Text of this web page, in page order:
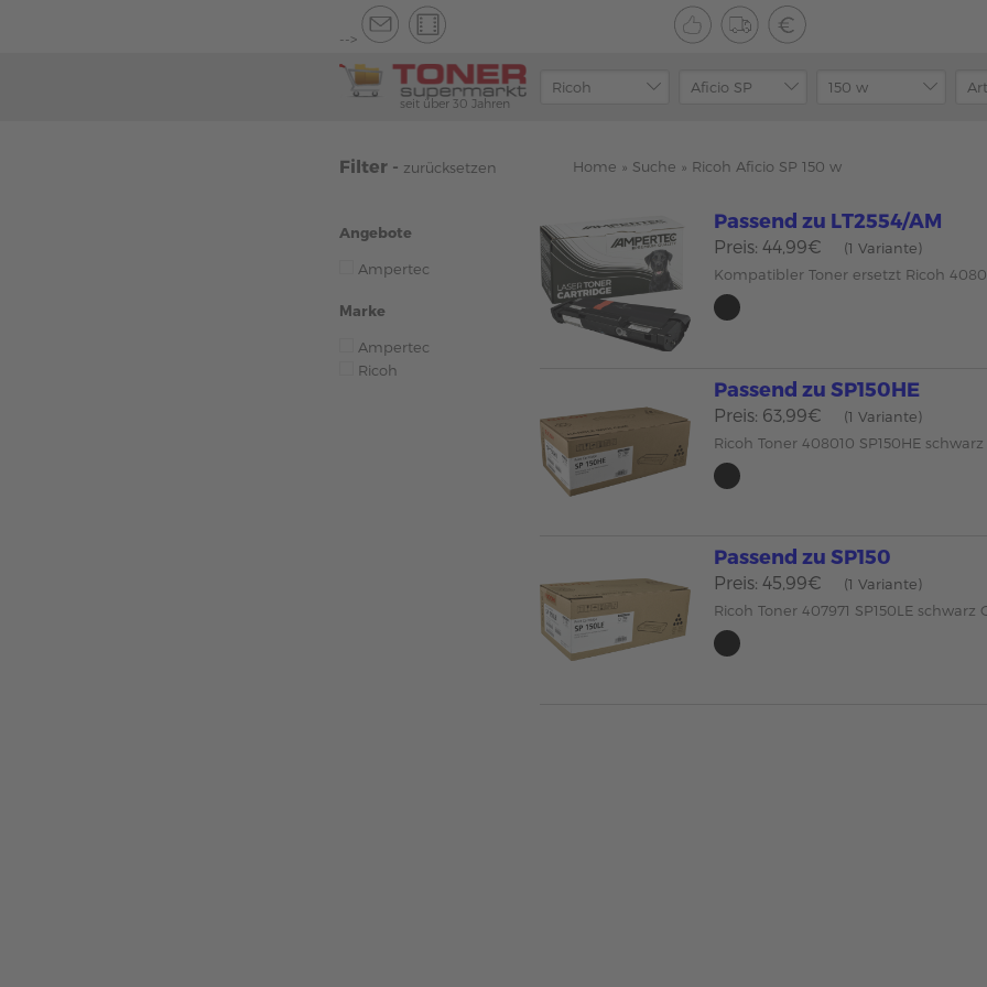
-->
seit über 30 Jahren
Filter - zurücksetzen
Angebote
Ampertec
Marke
Ampertec
Ricoh
Home » Suche » Ricoh Aficio SP 150 w
Passend zu LT2554/AM
Preis: 44,99€
(1 Variante)
Kompatibler Toner ersetzt Ricoh
Passend zu SP150HE
Preis: 63,99€
(1 Variante)
Ricoh Toner 408010 SP150HE
Passend zu SP150
Preis: 45,99€
(1 Variante)
Ricoh Toner 407971 SP150LE schwarz